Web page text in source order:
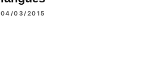
04/03/2015